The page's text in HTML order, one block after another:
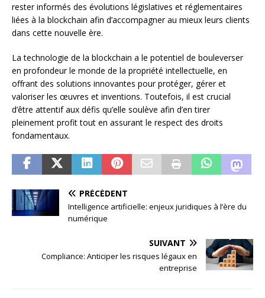
rester informés des évolutions législatives et réglementaires
liées à la blockchain afin d’accompagner au mieux leurs clients
dans cette nouvelle ère.
La technologie de la blockchain a le potentiel de bouleverser
en profondeur le monde de la propriété intellectuelle, en
offrant des solutions innovantes pour protéger, gérer et
valoriser les œuvres et inventions. Toutefois, il est crucial
d’être attentif aux défis qu’elle soulève afin d’en tirer
pleinement profit tout en assurant le respect des droits
fondamentaux.
PRÉCÉDENT
Intelligence artificielle: enjeux juridiques à l’ère du
numérique
SUIVANT
Compliance: Anticiper les risques légaux en
entreprise